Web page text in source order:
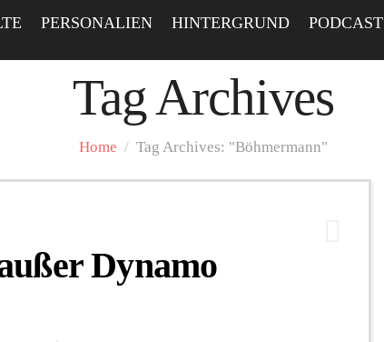
PERSONALIEN HINTERGRUND PODCAST
Tag Archives
Home / Tag Archives: "Böhmermann"
Dynamo